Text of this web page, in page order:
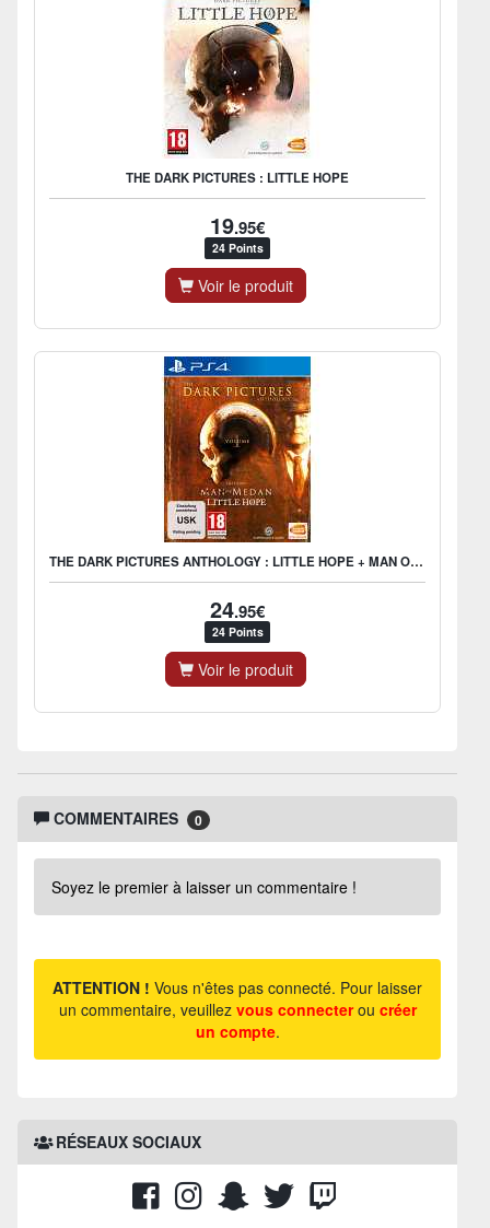
THE DARK PICTURES : LITTLE HOPE
19.95€
24 Points
Voir le produit
THE DARK PICTURES ANTHOLOGY : LITTLE HOPE + MAN OF MEDAN
24.95€
24 Points
Voir le produit
COMMENTAIRES 0
Soyez le premier à laisser un commentaire !
ATTENTION ! Vous n'êtes pas connecté. Pour laisser
un commentaire, veuillez vous connecterou créer
un compte.
RÉSEAUX SOCIAUX